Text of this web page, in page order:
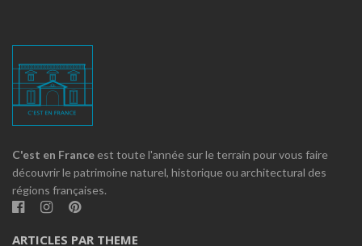
C'est en France est toute l'année sur le terrain pour vous faire
découvrir le patrimoine naturel, historique ou architectural des
régions françaises.
ARTICLES PAR THEME